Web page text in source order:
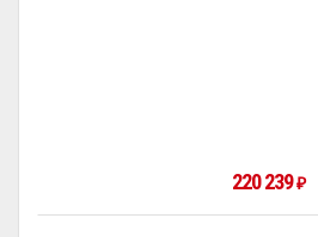
220 239₽